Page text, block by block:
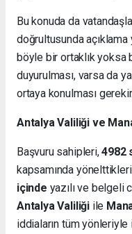
Bu konuda da
doğrultusunda açıklama
böyle bir ortaklık yoksa
duyurulması, varsa da
ortaya konulması
Antalya Valiliği ve
Başvuru sahipleri,4982
kapsamında
içinde yazılı ve belgeli
Antalya Valiliğiile
iddiaların tüm